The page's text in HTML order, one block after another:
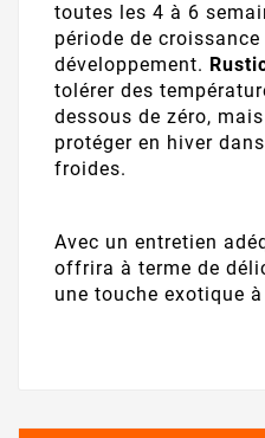
toutes les 4 à 6
période de
développement.
tolérer des
dessous de zéro,
protéger en hiver
froides.
Avec un entretien
offrira à terme de
une touche exotique